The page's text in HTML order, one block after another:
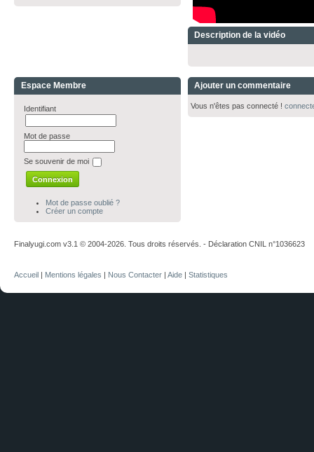
Description de la vidéo
Espace Membre
Identifiant
Mot de passe
Se souvenir de moi
Mot de passe oublié ?
Créer un compte
Ajouter un commentaire
Vous n'êtes pas connecté !
Finalyugi.com v3.1 © 2004-2026. Tous droits réservés. - Déclaration CNIL n°1036623
Accueil | Mentions légales | Nous Contacter | Aide | Statistiques